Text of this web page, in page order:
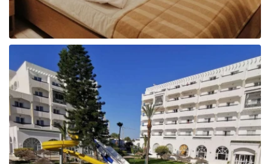
Šrilanka
Tunisija
Albānija